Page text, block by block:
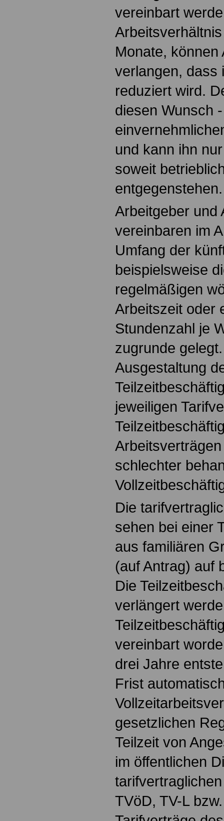
vereinbart
Monate, können
verlangen, dass
reduziert wird.
diesen Wunsch
und kann ihn
soweit
entgegenstehen.
Arbeitgeber und
vereinbaren im
Umfang der
beispielsweise
regelmäßigen
Arbeitszeit oder
Stundenzahl je
zugrunde
Ausgestaltung
jeweiligen
schlechter
Die
sehen bei einer
aus familiären
(auf Antrag) auf
Die
verlängert
vereinbart
drei Jahre
Frist
gesetzlichen
Teilzeit von
im öffentlichen
TVöD, TV-L